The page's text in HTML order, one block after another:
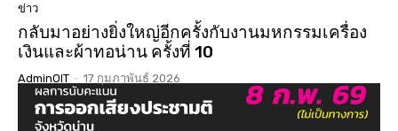
ข่าว
กลับมาอย่างยิ่งใหญ่อีกครั้งกับงานมหกรรมเครื่อง
เงินและผ้าทอน่าน ครั้งที่ 10
AdminOIT - 17 กุมภาพันธ์ 2026